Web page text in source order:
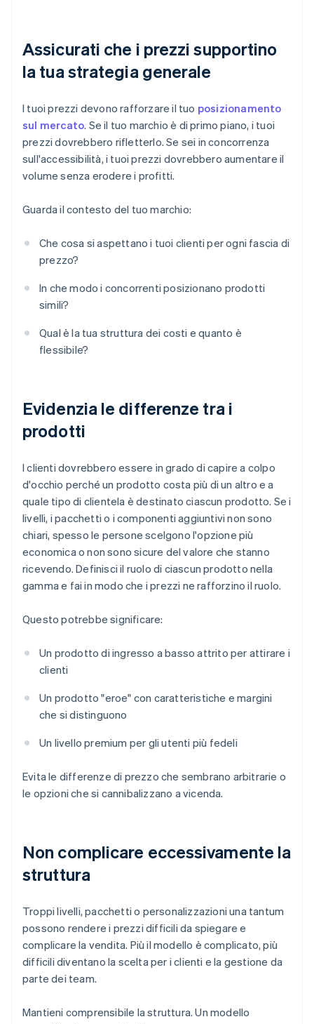
Assicurati che i prezzi supportino
la tua strategia generale
I tuoi prezzi devono rafforzare il tuo posizionamento
sul mercato. Se il tuo marchio è di primo piano, i tuoi
prezzi dovrebbero rifletterlo. Se sei in concorrenza
sull'accessibilità, i tuoi prezzi dovrebbero aumentare il
volume senza erodere i profitti.
Guarda il contesto del tuo marchio:
Che cosa si aspettano i tuoi clienti per ogni fascia di
prezzo?
In che modo i concorrenti posizionano prodotti
simili?
Qual è la tua struttura dei costi e quanto è
flessibile?
Evidenzia le differenze tra i
prodotti
I clienti dovrebbero essere in grado di capire a colpo
d'occhio perché un prodotto costa più di un altro e a
quale tipo di clientela è destinato ciascun prodotto. Se i
livelli, i pacchetti o i componenti aggiuntivi non sono
chiari, spesso le persone scelgono l'opzione più
economica o non sono sicure del valore che stanno
ricevendo. Definisci il ruolo di ciascun prodotto nella
gamma e fai in modo che i prezzi ne rafforzino il ruolo.
Questo potrebbe significare:
Un prodotto di ingresso a basso attrito per attirare i
clienti
Un prodotto "eroe" con caratteristiche e margini
che si distinguono
Un livello premium per gli utenti più fedeli
Evita le differenze di prezzo che sembrano arbitrarie o
le opzioni che si cannibalizzano a vicenda.
Non complicare eccessivamente la
struttura
Troppi livelli, pacchetti o personalizzazioni una tantum
possono rendere i prezzi difficili da spiegare e
complicare la vendita. Più il modello è complicato, più
difficili diventano la scelta per i clienti e la gestione da
parte dei team.
Mantieni comprensibile la struttura. Un modello